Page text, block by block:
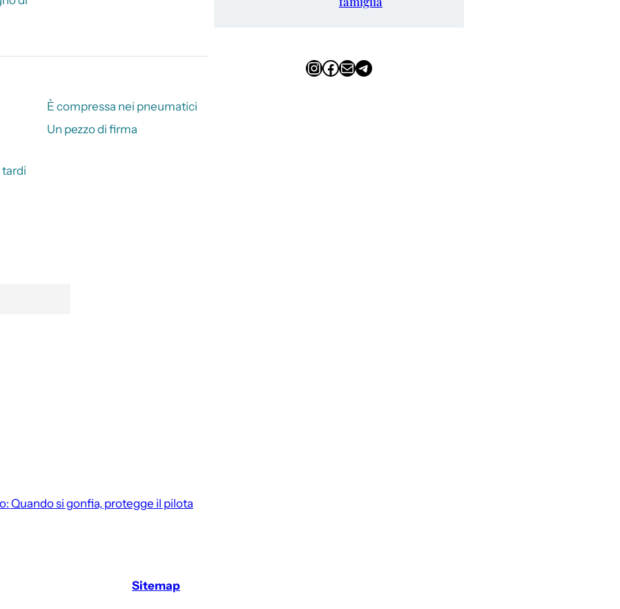
È compressa nei pneumatici
Un pezzo di firma
tardi
Quando si gonfia, protegge il pilota
InstagramFacebook Email Telegram
Sitemap